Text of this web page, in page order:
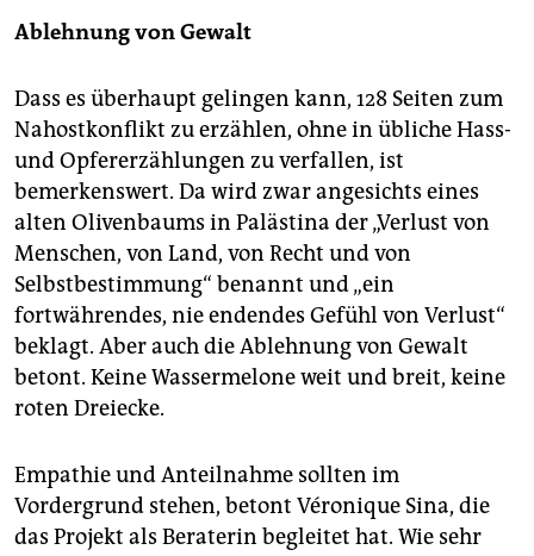
Ablehnung von Gewalt
Dass es überhaupt gelingen kann, 128 Seiten zum
Nahostkonflikt zu erzählen, ohne in übliche Hass-
und Opfererzählungen zu verfallen, ist
bemerkenswert. Da wird zwar angesichts eines
alten Olivenbaums in Palästina der „Verlust von
Menschen, von Land, von Recht und von
Selbstbestimmung“ benannt und „ein
fortwährendes, nie endendes Gefühl von Verlust“
beklagt. Aber auch die Ablehnung von Gewalt
betont. Keine Wassermelone weit und breit, keine
roten Dreiecke.
Empathie und Anteilnahme sollten im
Vordergrund stehen, betont Véronique Sina, die
das Projekt als Beraterin begleitet hat. Wie sehr